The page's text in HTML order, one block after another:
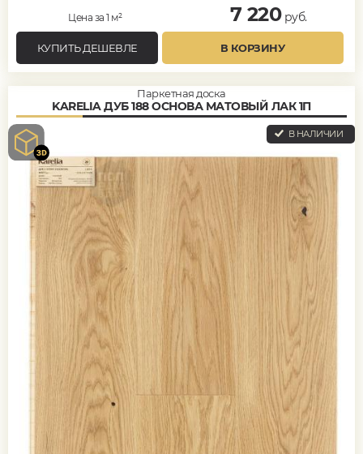
Цена за 1 м² 7 220руб.
КУПИТЬ ДЕШЕВЛЕ В КОРЗИНУ
Паркетная доска
KARELIA ДУБ 188 ОСНОВА МАТОВЫЙ ЛАК 1П
В НАЛИЧИИ